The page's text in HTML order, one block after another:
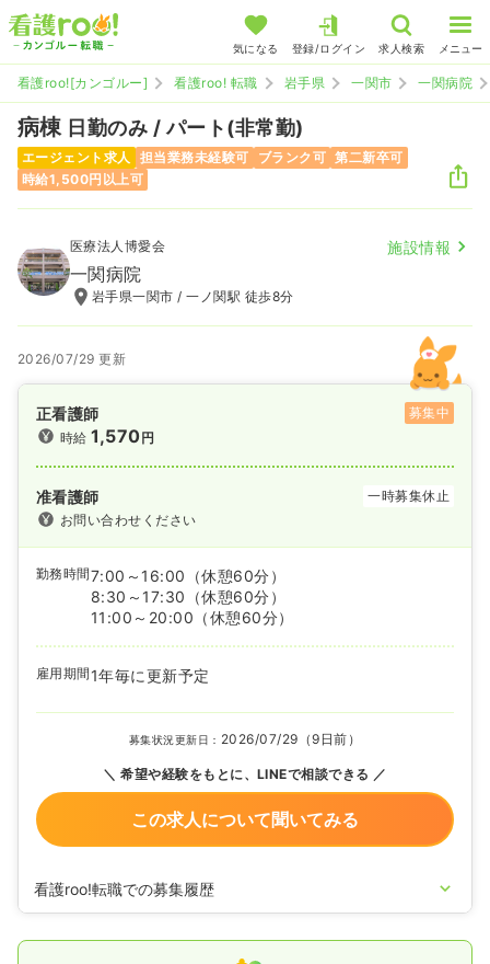
気になる 登録/ログイン 求人検索 メニュー
看護roo![カンゴルー] 看護roo! 転職 岩手県 一関市 一関病院
病棟 日勤のみ / パート(非常勤)
エージェント求人 担当業務未経験可 ブランク可 第二新卒可
時給1,500円以上可
医療法人博愛会 施設情報
一関病院
岩手県一関市 / 一ノ関駅 徒歩8分
2026/07/29 更新
正看護師
募集中
時給1,570円
准看護師
一時募集休止
お問い合わせください
勤務時間7:00～16:00
（休憩60分）
8:30～17:30
（休憩60分）
11:00～20:00 （休憩60分）
雇用期間 1年毎に更新予定
募集状況更新日： 2026/07/29（9日前）
希望や経験をもとに、LINEで相談できる
この求人について聞いてみる
看護roo!転職での募集履歴
2024/03/13准看護師を休止中